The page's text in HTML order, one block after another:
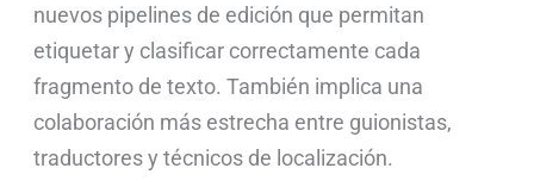
nuevos pipelines de edición que permitan
etiquetar y clasificar correctamente cada
fragmento de texto. También implica una
colaboración más estrecha entre guionistas,
traductores y técnicos de localización.